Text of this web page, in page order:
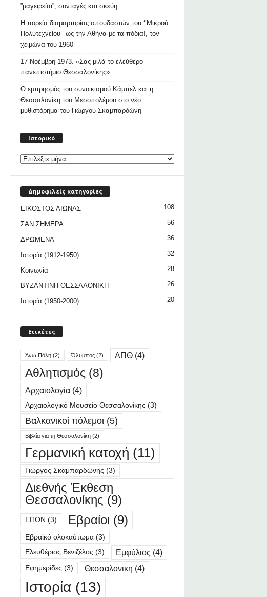
”μαγειρείαι”, συνταγές και σκεύη
Η πορεία διαμαρτυρίας σπουδαστών του ‘’Μικρού
Πολυτεχνείου’’ ως την Αθήνα με τα πόδια!, τον
χειμώνα του 1960
17 Νοέμβρη 1973. «Σας μιλά το ελεύθερο
πανεπιστήμιο Θεσσαλονίκης»
Ο εμπρησμός του συνοικισμού Κάμπελ και η
Θεσσαλονίκη του Μεσοπολέμου στο νέο
μυθιστόρημα του Γιώργου Σκαμπαρδώνη
Ιστορικό
Δημοφιλείς κατηγορίες
ΕΙΚΟΣΤΟΣ ΑΙΩΝΑΣ 108
ΣΑΝ ΣΗΜΕΡΑ 56
ΔΡΩΜΕΝΑ 36
Ιστορία (1912-1950) 32
Κοινωνία 28
ΒΥΖΑΝΤΙΝΗ ΘΕΣΣΑΛΟΝΙΚΗ 26
Ιστορία (1950-2000) 20
Ετικέτες
Άνω Πόλη(2) Όλυμπος(2) ΑΠΘ(4)
Αθλητισμός (8)
Αρχαιολογία(4)
Αρχαιολογικό Μουσείο Θεσσαλονίκης (3)
Βαλκανικοί πόλεμοι (5)
Βιβλία για τη Θεσσαλονίκη(2)
Γερμανική κατοχή (11)
Γιώργος Σκαμπαρδώνης (3)
Διεθνής Έκθεση
Θεσσαλονίκης (9)
ΕΠΟΝ (3) Εβραίοι (9)
Εβραϊκό ολοκαύτωμα(3)
Ελευθέριος Βενιζέλος (3) Εμφύλιος (4)
Εφημερίδες (3) Θεσσαλονικη (4)
Ιστορία(13)